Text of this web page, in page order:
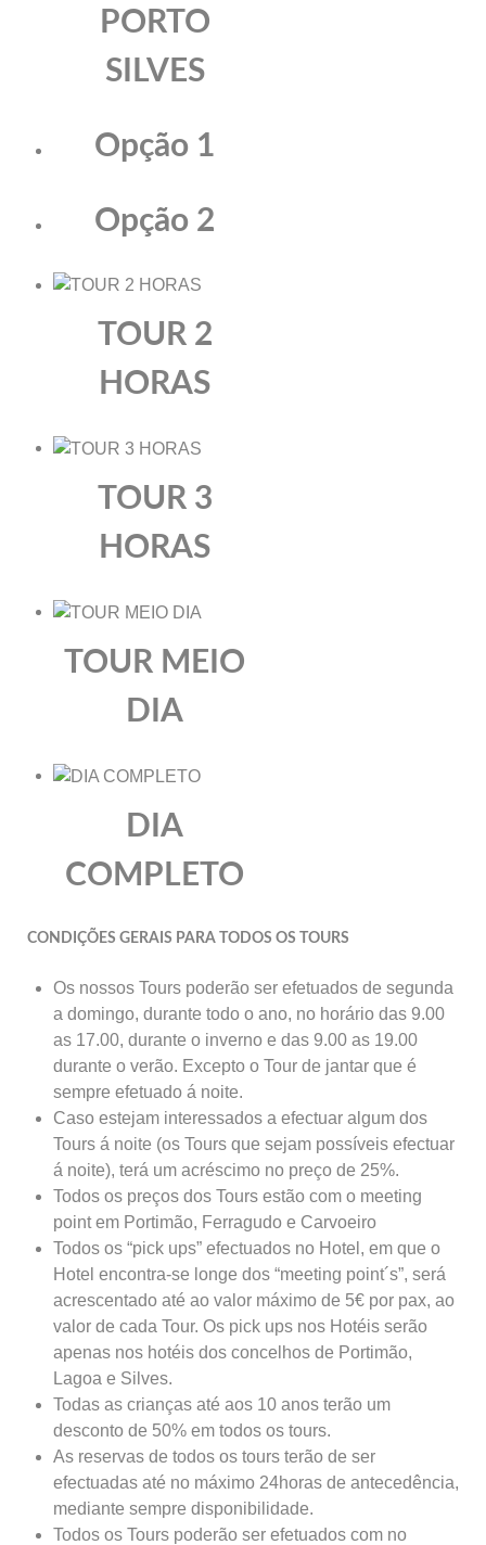
PORTO
SILVES
Opção 1
Opção 2
TOUR 2
HORAS
TOUR 3
HORAS
TOUR MEIO
DIA
DIA
COMPLETO
CONDIÇÕES GERAIS PARA TODOS OS TOURS
Os nossos Tours poderão ser efetuados de segunda
a domingo, durante todo o ano, no horário das 9.00
as 17.00, durante o inverno e das 9.00 as 19.00
durante o verão. Excepto o Tour de jantar que é
sempre efetuado á noite.
Caso estejam interessados a efectuar algum dos
Tours á noite (os Tours que sejam possíveis efectuar
á noite), terá um acréscimo no preço de 25%.
Todos os preços dos Tours estão com o meeting
point em Portimão, Ferragudo e Carvoeiro
Todos os “pick ups” efectuados no Hotel, em que o
Hotel encontra-se longe dos “meeting point´s”, será
acrescentado até ao valor máximo de 5€ por pax, ao
valor de cada Tour. Os pick ups nos Hotéis serão
apenas nos hotéis dos concelhos de Portimão,
Lagoa e Silves.
Todas as crianças até aos 10 anos terão um
desconto de 50% em todos os tours.
As reservas de todos os tours terão de ser
efectuadas até no máximo 24horas de antecedência,
mediante sempre disponibilidade.
Todos os Tours poderão ser efetuados com no